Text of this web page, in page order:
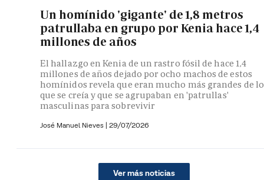
Un homínido 'gigante' de 1,8 metros
patrullaba en grupo por Kenia hace 1,4
millones de años
El hallazgo en Kenia de un rastro fósil de hace 1,4
millones de años dejado por ocho machos de estos
homínidos revela que eran mucho más grandes de lo
que se creía y que se agrupaban en 'patrullas'
masculinas para sobrevivir
José Manuel Nieves | 29/07/2026
Ver más noticias